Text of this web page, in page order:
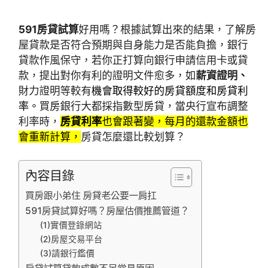
591房貸試算好用嗎？根據試算出來的結果，了解房
屋貸款是否符合預期與自身能力是否能負擔，銀行
貸款作風保守，若你正打算向銀行申請信用卡或貸
款，提出對你有利的證明文件愈多，如薪資證明、
財力證明等較有機會取得較好的房貸額度和房貸利
率。 買房銀行大都採指數型房貸，當央行宣布調整
利率時， 房貸利率也會跟著變，每月的還款金額也
會重新計算， 房貸怎麼還比較划算？
內容目錄
買房跟小弟住 房貸老公要一肩扛
591房貸試算好嗎？房屋估價推薦管道？
(1)實價登錄網站
(2)房屋交易平台
(3)請銀行鑑價